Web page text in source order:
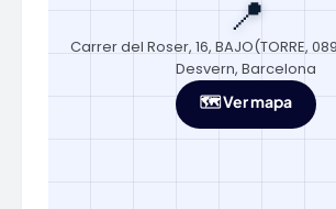
📍
Carrer del Roser, 16, BAJO(TORRE,
Desvern, Barcelona
🗺️ Ver mapa